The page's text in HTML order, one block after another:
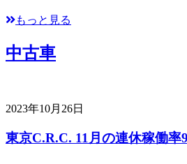
もっと見る
中古車
2023年10月26日
東京C.R.C. 11月の連休稼働